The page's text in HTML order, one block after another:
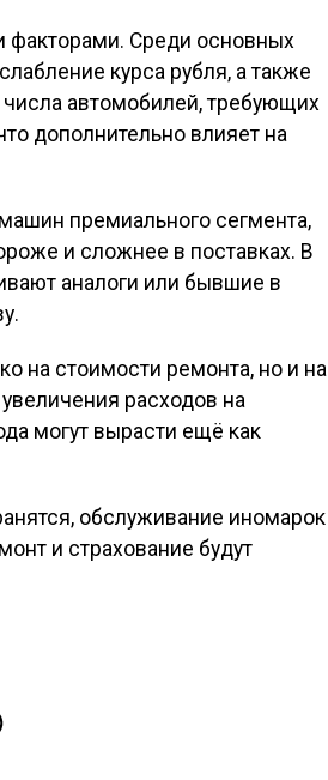
факторами. Среди основных
курса рубля, а также
автомобилей, требующих
дополнительно влияет на
премиального сегмента,
и сложнее в поставках. В
аналоги или бывшие в
на стоимости ремонта, но и на
расходов на
могут вырасти ещё как
обслуживание иномарок
и страхование будут